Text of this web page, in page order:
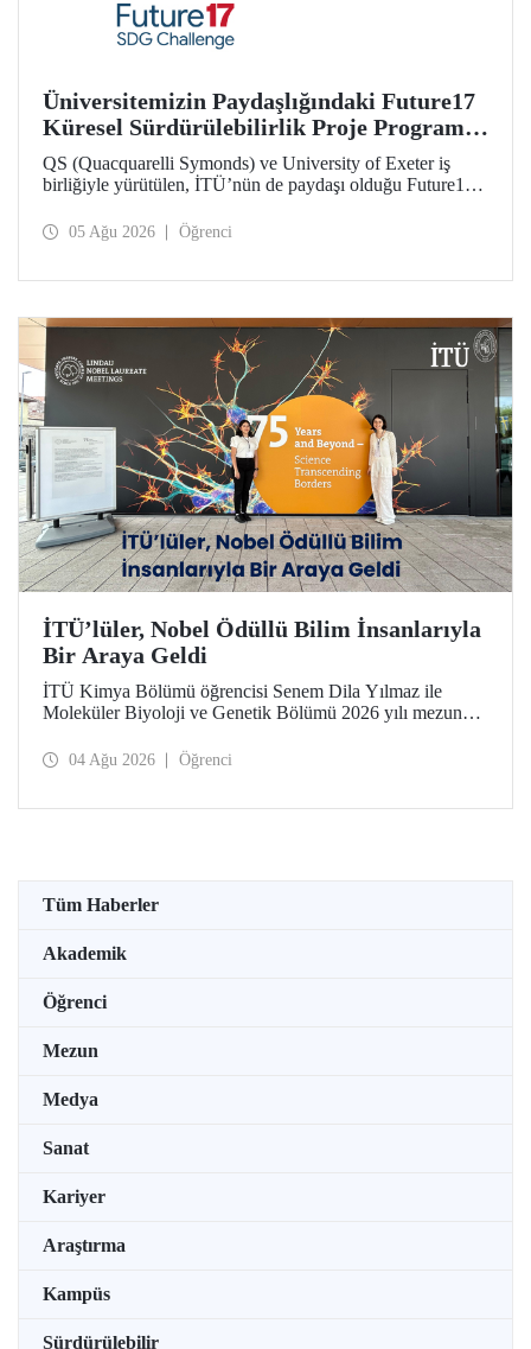
Üniversitemizin Paydaşlığındaki Future17
Küresel Sürdürülebilirlik Proje Programı,
Öğrencilerimizin Başvurularını Bekliyor
QS (Quacquarelli Symonds) ve University of Exeter iş
birliğiyle yürütülen, İTÜ’nün de paydaşı olduğu Future17
öğrenci başvuruları açıldı. Başvurular için son gün 31
05 Ağu 2026 Öğrenci
İTÜ’lüler, Nobel Ödüllü Bilim İnsanlarıyla
Bir Araya Geldi
İTÜ Kimya Bölümü öğrencisi Senem Dila Yılmaz ile
Moleküler Biyoloji ve Genetik Bölümü 2026 yılı mezunu
Etkinliklere Katılım Desteği kapsamında 75’inci Lindau
04 Ağu 2026 Öğrenci
Tüm Haberler
Akademik
Öğrenci
Mezun
Medya
Sanat
Kariyer
Araştırma
Kampüs
Sürdürülebilir